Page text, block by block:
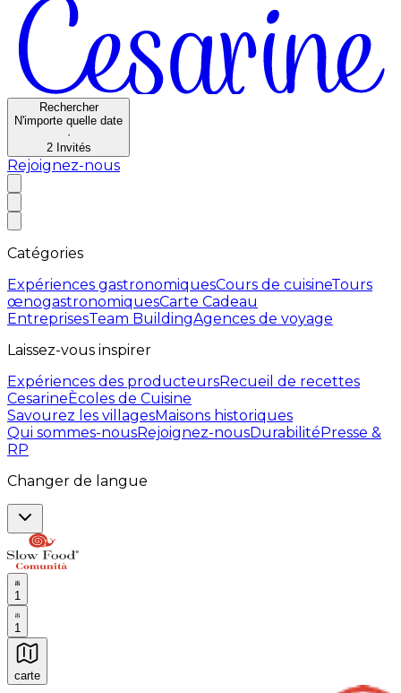
Rechercher
N'importe quelle date
·
2 Invités
Rejoignez-nous
Catégories
Expériences gastronomiquesCours de cuisineTours
œnogastronomiquesCarte Cadeau
EntreprisesTeam BuildingAgences de voyage
Laissez-vous inspirer
Expériences des producteursRecueil de recettes
CesarineÈcoles de Cuisine
Savourez les villagesMaisons historiques
Qui sommes-nousRejoignez-nousDurabilitéPresse &
RP
Changer de langue
1
1
carte